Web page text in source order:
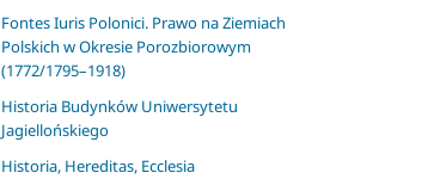
Fontes Iuris Polonici. Prawo na Ziemiach
Polskich w Okresie Porozbiorowym
(1772/1795–1918)
Historia Budynków Uniwersytetu
Jagiellońskiego
Historia, Hereditas, Ecclesia